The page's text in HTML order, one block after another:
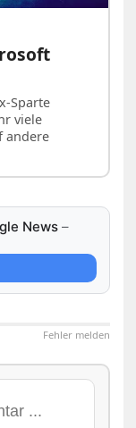
Sparte
viele
andere
News –
Fehler melden